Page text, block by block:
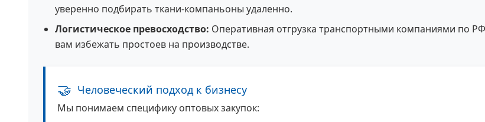
уверенно подбирать ткани-компаньоны удаленно.
Логистическое превосходство: Оперативная отгрузка транспортными компаниями по
вам избежать простоев на производстве.
🤝 Человеческий подход к бизнесу
Мы понимаем специфику оптовых закупок: